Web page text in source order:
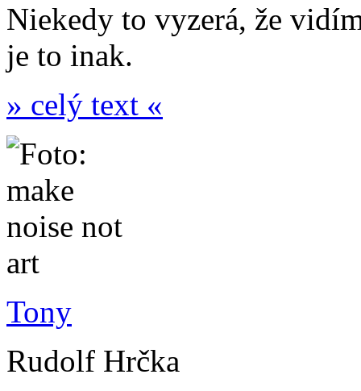
Niekedy to vyzerá, že
je to inak.
» celý text «
Tony
Rudolf Hrčka